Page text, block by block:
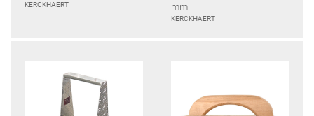
KERCKHAERT
mm.
KERCKHAERT